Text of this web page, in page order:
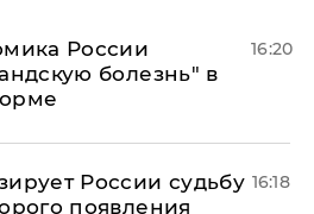
России
болезнь" в
16:20
России судьбу
появления
16:18